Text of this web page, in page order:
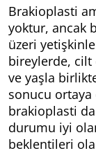
Brakioplasti
yoktur, ancak
üzeri
bireylerde, cilt
ve yaşla
sonucu ortaya
brakioplasti
durumu iyi
beklentileri